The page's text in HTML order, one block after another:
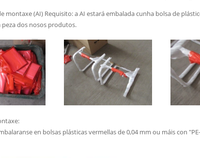
montaxe (AI) Requisito: a AI estará embalada cunha bolsa de
peza dos nosos produtos.
en bolsas plásticas vermellas de 0,04 mm ou máis con